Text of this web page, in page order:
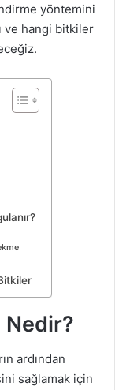
yöntemini
ve hangi bitkiler
Nedir?
ardından
sağlamak için